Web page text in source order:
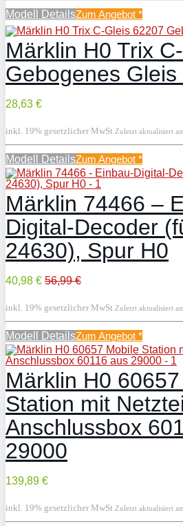
Modell DetailsZum Angebot *
Märklin H0 Trix
Gebogenes Gleis
28,63 €
inkl. 19% gesetzlicher MwSt. Zuletzt aktualisiert
Modell DetailsZum Angebot *
Märklin 74466 –
Digital-Decoder
24630), Spur H0
40,98 € 56,99 €
inkl. 19% gesetzlicher MwSt. Zuletzt aktualisiert
Modell DetailsZum Angebot *
Märklin H0
Station mit
Anschlussbox
29000
139,89 €
inkl. 19% gesetzlicher MwSt. Zuletzt aktualisiert